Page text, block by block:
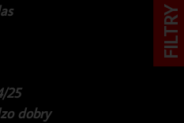
25
dobry
FILTRY